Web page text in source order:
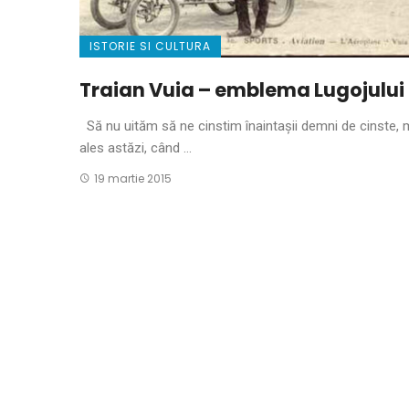
ISTORIE SI CULTURA
Traian Vuia – emblema Lugojului
Să nu uităm să ne cinstim înaintaşii demni de cinste,
ales astăzi, când ...
19 martie 2015